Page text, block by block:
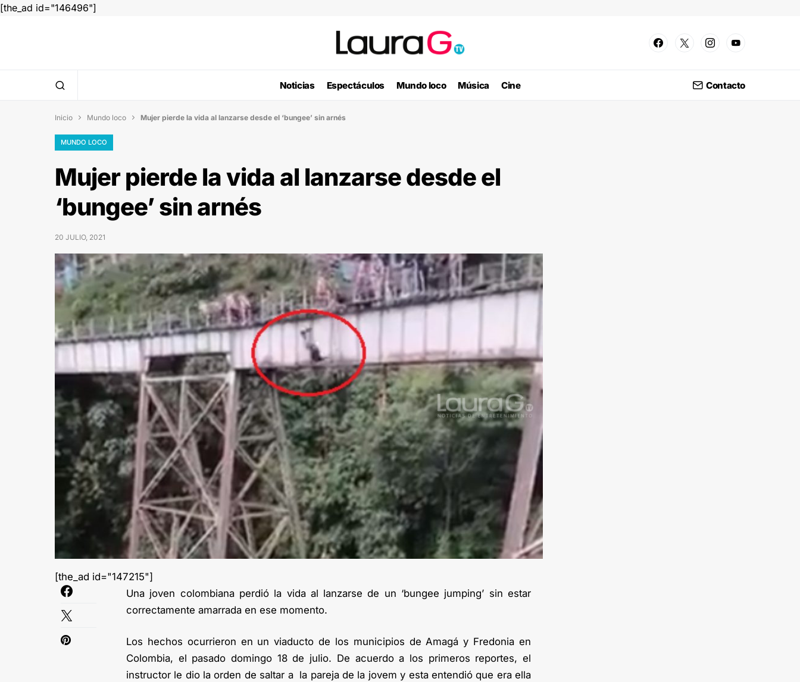
[the_ad id="146496"]
Noticias Espectáculos Mundo loco Música Cine Contacto
Inicio  Mundo loco  Mujer pierde la vida al lanzarse desde el ‘bungee’ sin arnés
MUNDO LOCO
Mujer pierde la vida al lanzarse desde el
‘bungee’ sin arnés
20 JULIO, 2021
[the_ad id="147215"]
Una joven colombiana perdió la vida al lanzarse de un ‘bungee jumping’ sin estar
correctamente amarrada en ese momento.
Los hechos ocurrieron en un viaducto de los municipios de Amagá y Fredonia en
Colombia, el pasado domingo 18 de julio. De acuerdo a los primeros reportes, el
instructor le dio la orden de saltar a la pareja de la jovem y esta entendió que era ella